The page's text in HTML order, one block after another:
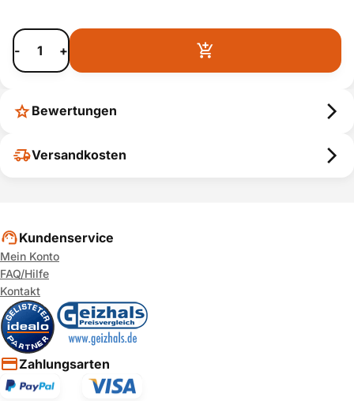
- +
Bewertungen
Versandkosten
Kundenservice
Mein Konto
FAQ/Hilfe
Kontakt
Zahlungsarten